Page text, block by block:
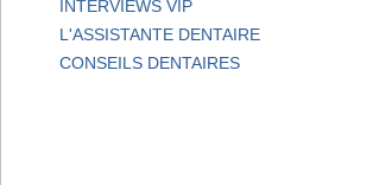
INTERVIEWS VIP
L'ASSISTANTE DENTAIRE
CONSEILS DENTAIRES